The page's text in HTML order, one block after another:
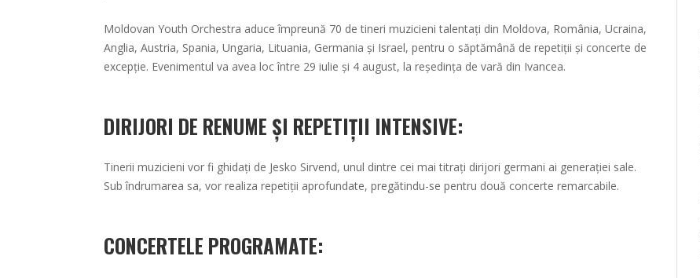
Moldovan Youth Orchestra aduce împreună 70 de tineri muzicieni talentați din Moldova, România, Ucraina,
Anglia, Austria, Spania, Ungaria, Lituania, Germania și Israel, pentru o săptămână de repetiții și concerte de
excepție. Evenimentul va avea loc între 29 iulie și 4 august, la reședința de vară din Ivancea.
DIRIJORI DE RENUME ȘI REPETIȚII INTENSIVE:
Tinerii muzicieni vor fi ghidați de Jesko Sirvend, unul dintre cei mai titrați dirijori germani ai generației sale.
Sub îndrumarea sa, vor realiza repetiții aprofundate, pregătindu-se pentru două concerte remarcabile.
CONCERTELE PROGRAMATE: